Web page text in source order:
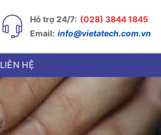
Hỗ trợ 24/7: (028) 3844 1845
Email: info@vietatech.com.vn
LIÊN HỆ